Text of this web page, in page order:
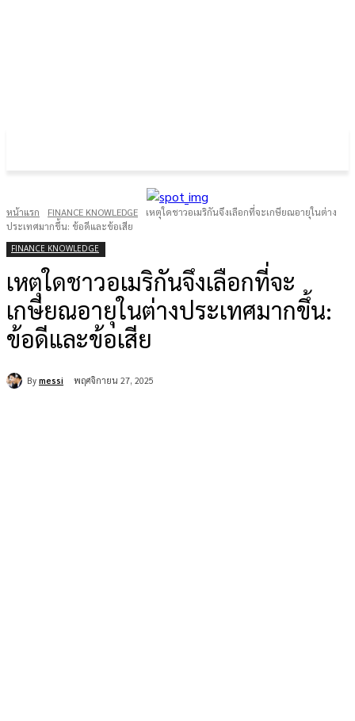
หน้าแรก FINANCE KNOWLEDGE
เหตุใดชาวอเมริกันจึงเลือกที่จะเกษียณอายุในต่าง
ประเทศมากขึ้น: ข้อดีและข้อเสีย
FINANCE KNOWLEDGE
เหตุใดชาวอเมริกันจึงเลือกที่จะ
เกษียณอายุในต่างประเทศมากขึ้น:
ข้อดีและข้อเสีย
By messi พฤศจิกายน 27, 2025